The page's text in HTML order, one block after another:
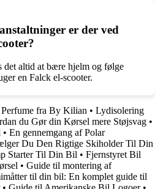
er der ved
det altid at bære hjelm og følge
en Falck el-scooter.
fra By Kilian • Lydisolering
du Gør din Kørsel mere Støjsvag •
• En gennemgang af Polar
Du Den Rigtige Skiholder Til Din
Starter Til Din Bil • Fjernstyret Bil
• Guide til montering af
til din bil: En komplet guide til